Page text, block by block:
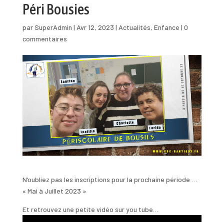
Péri Bousies
parSuperAdmin | Avr 12, 2023 | Actualités, Enfance | 0
commentaires
N’oubliez pas les inscriptions pour la prochaine période …
« Mai à Juillet 2023 »
Et retrouvez une petite vidéo sur you tube…